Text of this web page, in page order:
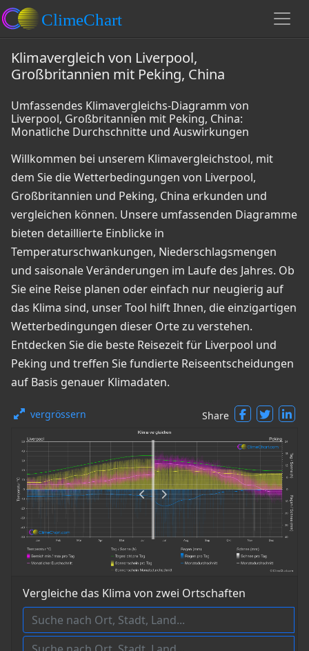
Klimavergleich von Liverpool,
Großbritannien mit Peking, China
Umfassendes Klimavergleichs-Diagramm von
Liverpool, Großbritannien mit Peking, China:
Monatliche Durchschnitte und Auswirkungen
Willkommen bei unserem Klimavergleichstool, mit
dem Sie die Wetterbedingungen von Liverpool,
Großbritannien und Peking, China erkunden und
vergleichen können. Unsere umfassenden Diagramme
bieten detaillierte Einblicke in
Temperaturschwankungen, Niederschlagsmengen
und saisonale Veränderungen im Laufe des Jahres. Ob
Sie eine Reise planen oder einfach nur neugierig auf
das Klima sind, unser Tool hilft Ihnen, die einzigartigen
Wetterbedingungen dieser Orte zu verstehen.
Entdecken Sie die beste Reisezeit für Liverpool und
Peking und treffen Sie fundierte Reiseentscheidungen
auf Basis genauer Klimadaten.
vergrössern Share
Vergleiche das Klima von zwei Ortschaften